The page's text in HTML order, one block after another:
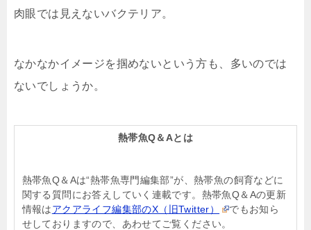
肉眼では見えないバクテリア。
なかなかイメージを掴めないという方も、多いのでは
ないでしょうか。
熱帯魚Q＆Aとは
熱帯魚Q＆Aは“熱帯魚専門編集部”が、熱帯魚の飼育などに
関する質問にお答えしていく連載です。熱帯魚Q＆Aの更新
情報はアクアライフ編集部のX（旧Twitter）
でもお知ら
せしておりますので、あわせてご覧ください。